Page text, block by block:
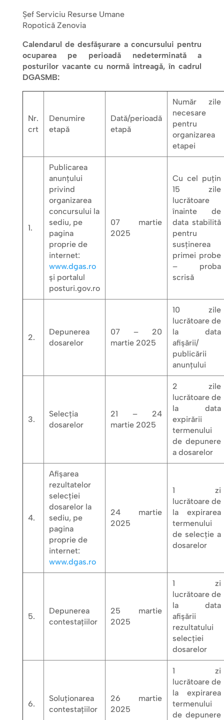
Şef Serviciu Resurse Umane
Ropotică Zenovia
Calendarul de desfășurare a concursului pentru
ocuparea pe perioadă nedeterminată a
posturilor vacante cu normă întreagă, în cadrul
DGASMB:
Nr.
crt
Denumire
etapă
Dată/perioadă
etapă
Număr zile
necesare
pentru
organizarea
etapei
1.
Publicarea
anunțului
privind
organizarea
concursului la
sediu, pe
pagina
proprie de
internet:
www.dgas.ro
și portalul
posturi.gov.ro
07 martie
2025
Cu cel puțin
15 zile
lucrătoare
înainte de
data stabilită
pentru
susținerea
primei probe
– proba
scrisă
2.
Depunerea
dosarelor
07 – 20
martie 2025
10 zile
lucrătoare de
la data
afișării/
publicării
anunțului
3.
Selecția
dosarelor
21 – 24
martie 2025
2 zile
lucrătoare de
la data
expirării
termenului
de depunere
a dosarelor
4.
Afișarea
rezultatelor
selecției
dosarelor la
sediu, pe
pagina
proprie de
internet:
www.dgas.ro
24 martie
2025
1 zi
lucrătoare de
la expirarea
termenului
de selecție a
dosarelor
5.
Depunerea
contestațiilor
25 martie
2025
1 zi
lucrătoare de
la data
afișării
rezultatului
selecției
dosarelor
6.
Soluționarea
contestațiilor
26 martie
2025
1 zi
lucrătoare de
la expirarea
termenului
de depunere